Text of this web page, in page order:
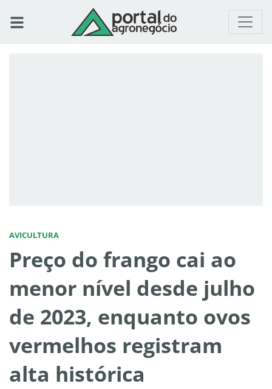
AVICULTURA
Preço do frango cai ao
menor nível desde julho
de 2023, enquanto ovos
vermelhos registram
alta histórica